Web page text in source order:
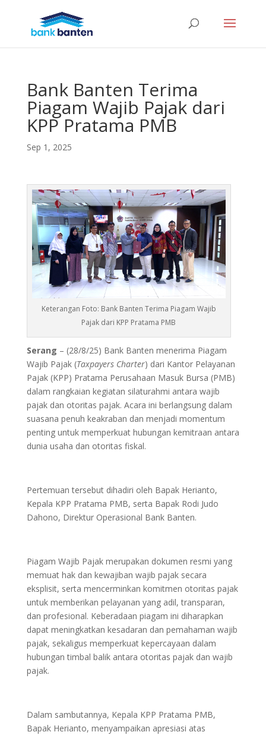
Bank Banten Terima
Piagam Wajib Pajak dari
KPP Pratama PMB
Sep 1, 2025
Keterangan Foto: Bank Banten Terima Piagam Wajib
Pajak dari KPP Pratama PMB
Serang – (28/8/25) Bank Banten menerima Piagam
Wajib Pajak (Taxpayers Charter) dari Kantor Pelayanan
Pajak (KPP) Pratama Perusahaan Masuk Bursa (PMB)
dalam rangkaian kegiatan silaturahmi antara wajib
pajak dan otoritas pajak. Acara ini berlangsung dalam
suasana penuh keakraban dan menjadi momentum
penting untuk memperkuat hubungan kemitraan antara
dunia usaha dan otoritas fiskal.
Pertemuan tersebut dihadiri oleh Bapak Herianto,
Kepala KPP Pratama PMB, serta Bapak Rodi Judo
Dahono, Direktur Operasional Bank Banten.
Piagam Wajib Pajak merupakan dokumen resmi yang
memuat hak dan kewajiban wajib pajak secara
eksplisit, serta mencerminkan komitmen otoritas pajak
untuk memberikan pelayanan yang adil, transparan,
dan profesional. Keberadaan piagam ini diharapkan
dapat meningkatkan kesadaran dan pemahaman wajib
pajak, sekaligus memperkuat kepercayaan dalam
hubungan timbal balik antara otoritas pajak dan wajib
pajak.
Dalam sambutannya, Kepala KPP Pratama PMB,
Bapak Herianto, menyampaikan apresiasi atas